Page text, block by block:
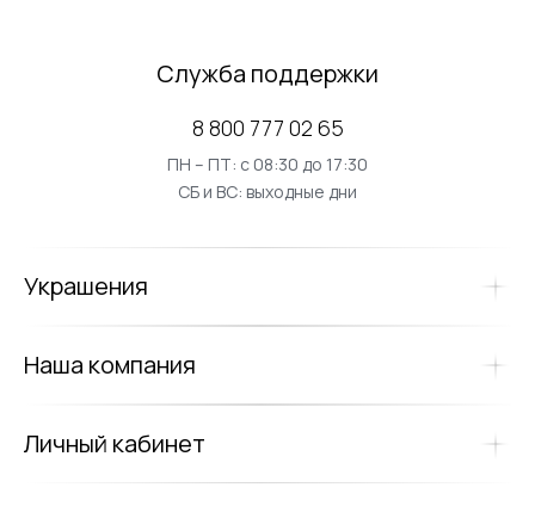
Служба поддержки
8 800 777 02 65
ПН – ПТ: с 08:30 до 17:30
СБ и ВС: выходные дни
Украшения
Наша компания
Личный кабинет